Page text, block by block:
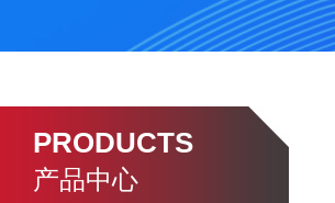
PRODUCTS
产品中心